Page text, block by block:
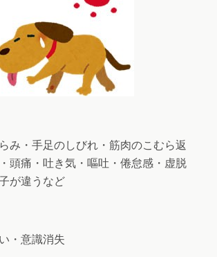
み・手足のしびれ・筋肉のこむら返
頭痛・吐き気・嘔吐・倦怠感・虚脱
が違うなど
・意識消失